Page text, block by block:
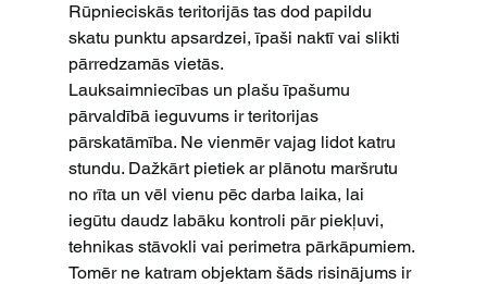
Rūpnieciskās teritorijās tas dod papildu
skatu punktu apsardzei, īpaši naktī vai slikti
pārredzamās vietās.
Lauksaimniecības un plašu īpašumu
pārvaldībā ieguvums ir teritorijas
pārskatāmība. Ne vienmēr vajag lidot katru
stundu. Dažkārt pietiek ar plānotu maršrutu
no rīta un vēl vienu pēc darba laika, lai
iegūtu daudz labāku kontroli pār piekļuvi,
tehnikas stāvokli vai perimetra pārkāpumiem.
Tomēr ne katram objektam šāds risinājums ir